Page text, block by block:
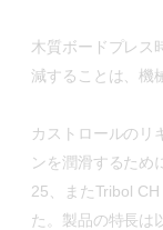
木質ボードプレス
減することは、機
カストロールのリ
ンを潤滑するため
25、またTribol
た。製品の特長は